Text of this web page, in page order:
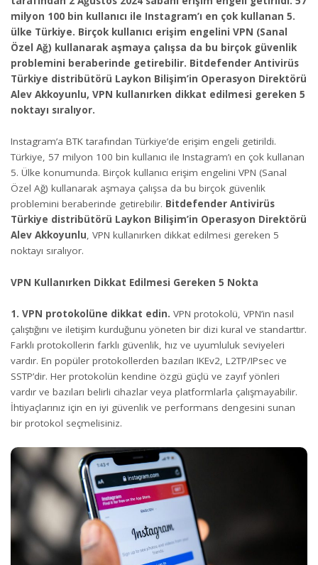
milyon 100 bin kullanıcı ile Instagram’ı en çok kullanan 5.
ülke Türkiye. Birçok kullanıcı erişim engelini VPN (Sanal
Özel Ağ) kullanarak aşmaya çalışsa da bu birçok güvenlik
problemini beraberinde getirebilir. Bitdefender Antivirüs
Türkiye distribütörü Laykon Bilişim’in Operasyon Direktörü
Alev Akkoyunlu, VPN kullanırken dikkat edilmesi gereken 5
noktayı sıralıyor.
Instagram’a BTK tarafından Türkiye’de erişim engeli getirildi.
Türkiye, 57 milyon 100 bin kullanıcı ile Instagram’ı en çok kullanan
5. Ülke konumunda. Birçok kullanıcı erişim engelini VPN (Sanal
Özel Ağ) kullanarak aşmaya çalışsa da bu birçok güvenlik
problemini beraberinde getirebilir. Bitdefender Antivirüs
Türkiye distribütörü Laykon Bilişim’in Operasyon Direktörü
Alev Akkoyunlu, VPN kullanırken dikkat edilmesi gereken 5
noktayı sıralıyor.
VPN Kullanırken Dikkat Edilmesi Gereken 5 Nokta
1. VPN protokolüne dikkat edin. VPN protokolü, VPN’in nasıl
çalıştığını ve iletişim kurduğunu yöneten bir dizi kural ve standarttır.
Farklı protokollerin farklı güvenlik, hız ve uyumluluk seviyeleri
vardır. En popüler protokollerden bazıları IKEv2, L2TP/IPsec ve
SSTP’dir. Her protokolün kendine özgü güçlü ve zayıf yönleri
vardır ve bazıları belirli cihazlar veya platformlarla çalışmayabilir.
İhtiyaçlarınız için en iyi güvenlik ve performans dengesini sunan
bir protokol seçmelisiniz.